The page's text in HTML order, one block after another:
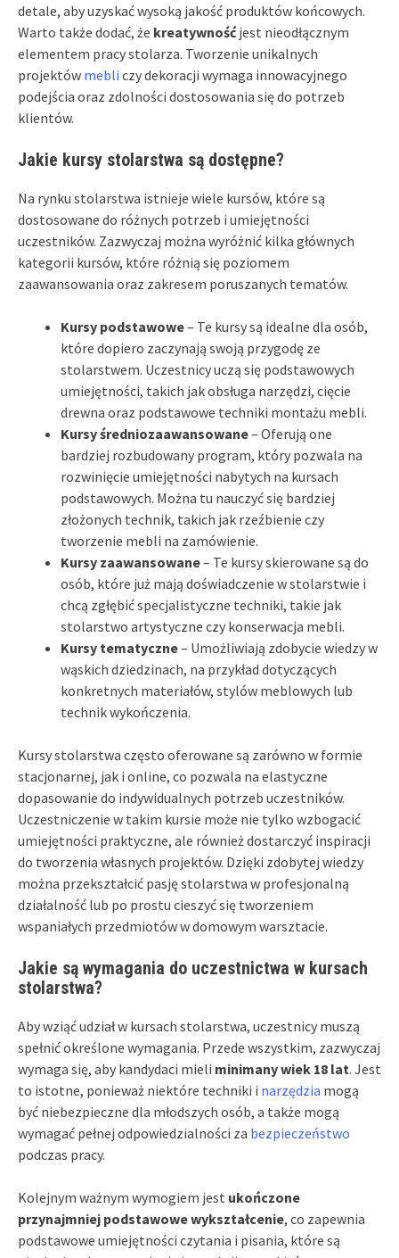
detale, aby uzyskać wysoką jakość produktów końcowych.
Warto także dodać, że kreatywnośćjest nieodłącznym
elementem pracy stolarza. Tworzenie unikalnych
projektów mebli czy dekoracji wymaga innowacyjnego
podejścia oraz zdolności dostosowania się do potrzeb
klientów.
Jakie kursy stolarstwa są dostępne?
Na rynku stolarstwa istnieje wiele kursów, które są
dostosowane do różnych potrzeb i umiejętności
uczestników. Zazwyczaj można wyróżnić kilka głównych
kategorii kursów, które różnią się poziomem
zaawansowania oraz zakresem poruszanych tematów.
Kursy podstawowe– Te kursy są idealne dla osób,
które dopiero zaczynają swoją przygodę ze
stolarstwem. Uczestnicy uczą się podstawowych
umiejętności, takich jak obsługa narzędzi, cięcie
drewna oraz podstawowe techniki montażu mebli.
Kursy średniozaawansowane– Oferują one
bardziej rozbudowany program, który pozwala na
rozwinięcie umiejętności nabytych na kursach
podstawowych. Można tu nauczyć się bardziej
złożonych technik, takich jak rzeźbienie czy
tworzenie mebli na zamówienie.
Kursy zaawansowane– Te kursy skierowane są do
osób, które już mają doświadczenie w stolarstwie i
chcą zgłębić specjalistyczne techniki, takie jak
stolarstwo artystyczne czy konserwacja mebli.
Kursy tematyczne– Umożliwiają zdobycie wiedzy w
wąskich dziedzinach, na przykład dotyczących
konkretnych materiałów, stylów meblowych lub
technik wykończenia.
Kursy stolarstwa często oferowane są zarówno w formie
stacjonarnej, jak i online, co pozwala na elastyczne
dopasowanie do indywidualnych potrzeb uczestników.
Uczestniczenie w takim kursie może nie tylko wzbogacić
umiejętności praktyczne, ale również dostarczyć inspiracji
do tworzenia własnych projektów. Dzięki zdobytej wiedzy
można przekształcić pasję stolarstwa w profesjonalną
działalność lub po prostu cieszyć się tworzeniem
wspaniałych przedmiotów w domowym warsztacie.
Jakie są wymagania do uczestnictwa w kursach
stolarstwa?
Aby wziąć udział w kursach stolarstwa, uczestnicy muszą
spełnić określone wymagania. Przede wszystkim, zazwyczaj
wymaga się, aby kandydaci mieli minimany wiek 18 lat. Jest
to istotne, ponieważ niektóre techniki i narzędzia mogą
być niebezpieczne dla młodszych osób, a także mogą
wymagać pełnej odpowiedzialności za bezpieczeństwo
podczas pracy.
Kolejnym ważnym wymogiem jest ukończone
przynajmniej podstawowe wykształcenie, co zapewnia
podstawowe umiejętności czytania i pisania, które są